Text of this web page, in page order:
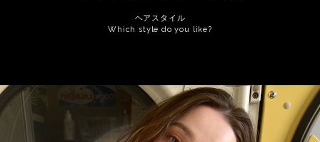
ヘアスタイル
Which style do you like?